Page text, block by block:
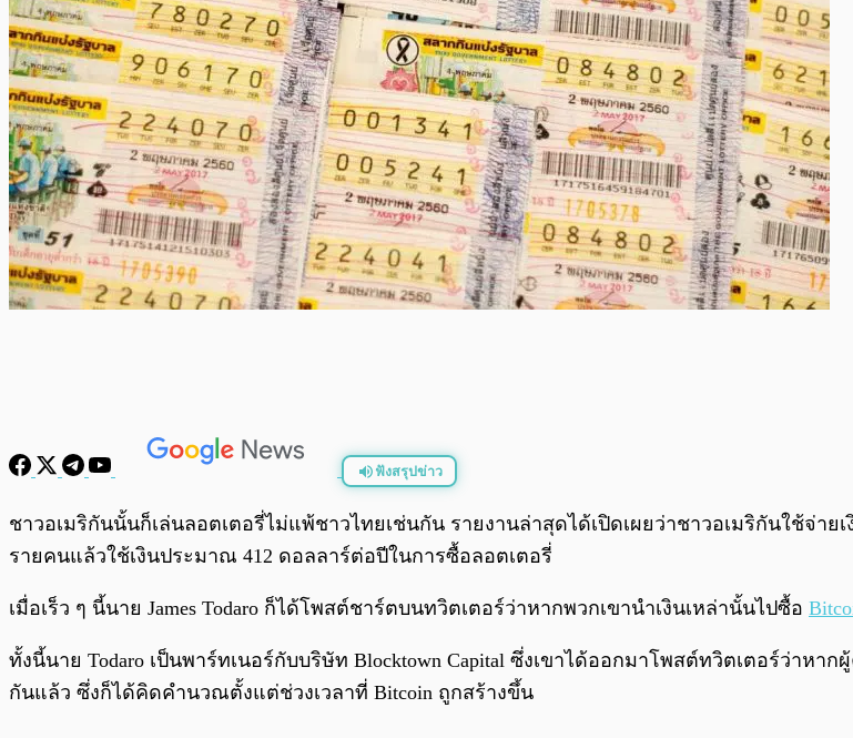
ฟังสรุปข่าว
พร้อมเล่น
ชาวอเมริกันนั้นก็เล่นลอตเตอรี่ไม่แพ้ชาวไทยเช่นกัน รายงานล่าสุดได้เปิดเผยว่าชาวอเมริกันใช้จ่า
รายคนแล้วใช้เงินประมาณ 412 ดอลลาร์ต่อปีในการซื้อลอตเตอรี่
เมื่อเร็ว ๆ นี้นาย James Todaro ก็ได้โพสต์ชาร์ตบนทวิตเตอร์ว่าหากพวกเขานำเงินเหล่านั้นไปซื้อ
ทั้งนี้นาย Todaro เป็นพาร์ทเนอร์กับบริษัท Blocktown Capital ซึ่งเขาได้ออกมาโพสต์ทวิตเตอร์ว่าหา
กันแล้ว ซึ่งก็ได้คิดคำนวณตั้งแต่ช่วงเวลาที่ Bitcoin ถูกสร้างขึ้น